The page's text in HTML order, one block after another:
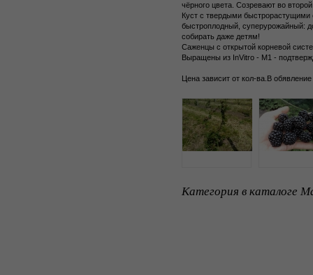
чёрного цвета. Созревают во
Куст с твердыми быстрорастущими
быстроплодный, суперурожайный:
собирать даже детям!
Cаженцы с открытой корневой
Выращены из InVitro - M1 -
Цена зависит от кол-ва.В
Категория в каталоге